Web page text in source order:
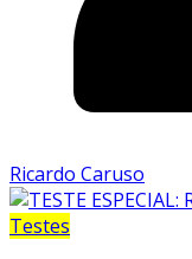
Ricardo Caruso
Testes